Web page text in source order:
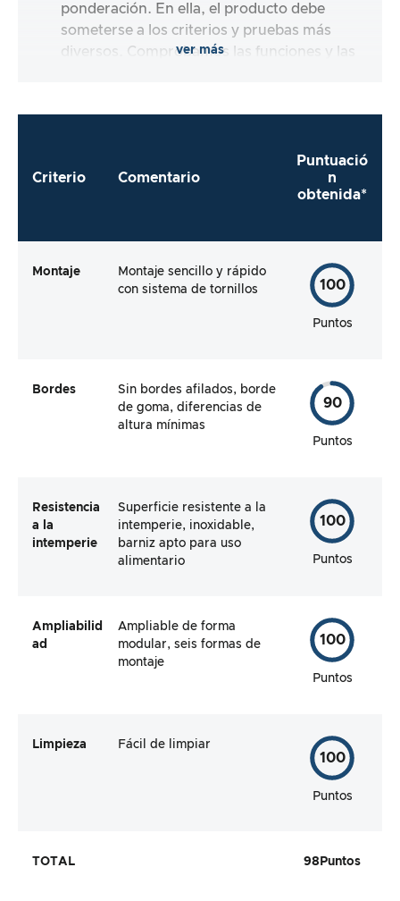
ponderación. En ella, el producto debe
someterse a los criterios y pruebas más
diversos. Comprobamos las funciones y las
ver más
Criterio Comentario
Puntuació
n
obtenida*
Montaje
Montaje sencillo y rápido
con sistema de tornillos
100
Puntos
Bordes
Sin bordes afilados, borde
de goma, diferencias de
altura mínimas
90
Puntos
Resistencia
a la
intemperie
Superficie resistente a la
intemperie, inoxidable,
barniz apto para uso
alimentario
100
Puntos
Ampliabilid
ad
Ampliable de forma
modular, seis formas de
montaje
100
Puntos
Limpieza Fácil de limpiar
100
Puntos
TOTAL 98 Puntos